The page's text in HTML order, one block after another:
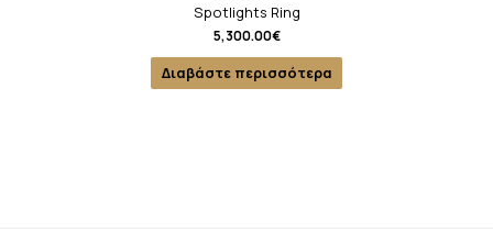
Spotlights Ring
5,300.00€
Διαβάστε περισσότερα